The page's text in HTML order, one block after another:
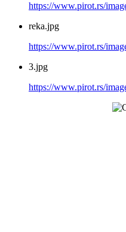
https://www.pirot.rs/
reka.jpg
https://www.pirot.rs/
3.jpg
https://www.pirot.rs/